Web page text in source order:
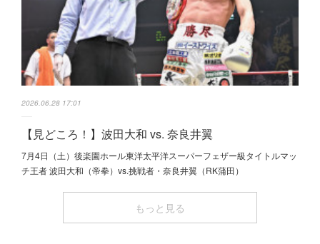
2026.06.28 17:01
【見どころ！】波田大和 vs. 奈良井翼
7月4日（土）後楽園ホール東洋太平洋スーパーフェザー級タイトルマッ
チ王者 波田大和（帝拳）vs.挑戦者・奈良井翼（RK蒲田）
もっと見る